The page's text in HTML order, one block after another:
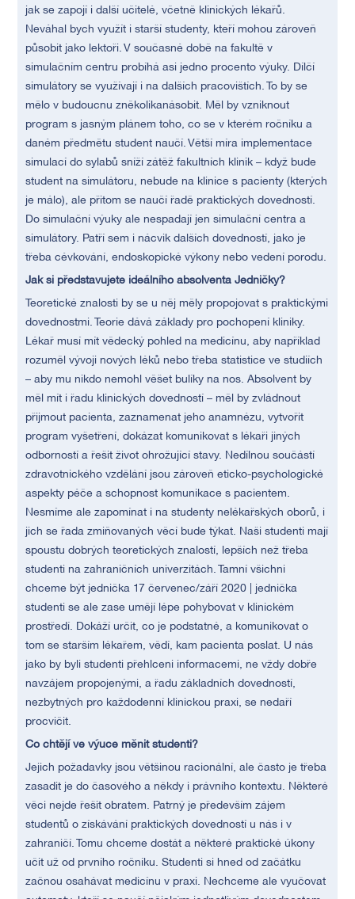
jak se zapojí i další učitelé, včetně klinických lékařů.
Neváhal bych využít i starší studenty, kteří mohou zároveň
působit jako lektoři. V současné době na fakultě v
simulačním centru probíhá asi jedno procento výuky. Dílčí
simulátory se využívají i na dalších pracovištích. To by se
mělo v budoucnu zněkolikanásobit. Měl by vzniknout
program s jasným plánem toho, co se v kterém ročníku a
daném předmětu student naučí. Větší míra implementace
simulací do sylabů sníží zátěž fakultních klinik – když bude
student na simulátoru, nebude na klinice s pacienty (kterých
je málo), ale přitom se naučí řadě praktických dovedností.
Do simulační výuky ale nespadají jen simulační centra a
simulátory. Patří sem i nácvik dalších dovedností, jako je
třeba cévkování, endoskopické výkony nebo vedení porodu.
Jak si představujete ideálního absolventa Jedničky?
Teoretické znalosti by se u něj měly propojovat s praktickými
dovednostmi. Teorie dává základy pro pochopení kliniky.
Lékař musí mít vědecký pohled na medicínu, aby například
rozuměl vývoji nových léků nebo třeba statistice ve studiích
– aby mu nikdo nemohl věšet bulíky na nos. Absolvent by
měl mít i řadu klinických dovedností – měl by zvládnout
přijmout pacienta, zaznamenat jeho anamnézu, vytvořit
program vyšetření, dokázat komunikovat s lékaři jiných
odborností a řešit život ohrožující stavy. Nedílnou součástí
zdravotnického vzdělání jsou zároveň eticko-psychologické
aspekty péče a schopnost komunikace s pacientem.
Nesmíme ale zapomínat i na studenty nelékařských oborů, i
jich se řada zmiňovaných věcí bude týkat. Naši studenti mají
spoustu dobrých teoretických znalostí, lepších než třeba
studenti na zahraničních univerzitách. Tamní všichni
chceme být jednička 17 červenec/září 2020 | jednička
studenti se ale zase umějí lépe pohybovat v klinickém
prostředí. Dokáží určit, co je podstatné, a komunikovat o
tom se starším lékařem, vědí, kam pacienta poslat. U nás
jako by byli studenti přehlceni informacemi, ne vždy dobře
navzájem propojenými, a řadu základních dovedností,
nezbytných pro každodenní klinickou praxi, se nedaří
procvičit.
Co chtějí ve výuce měnit studenti?
Jejich požadavky jsou většinou racionální, ale často je třeba
zasadit je do časového a někdy i právního kontextu. Některé
věci nejde řešit obratem. Patrný je především zájem
studentů o získávání praktických dovedností u nás i v
zahraničí. Tomu chceme dostát a některé praktické úkony
učit už od prvního ročníku. Studenti si hned od začátku
začnou osahávat medicínu v praxi. Nechceme ale vyučovat